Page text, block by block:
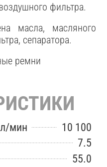
фильтра.
масла, масляного
сепаратора.
ремни
мин
10 100
7.5
55.0